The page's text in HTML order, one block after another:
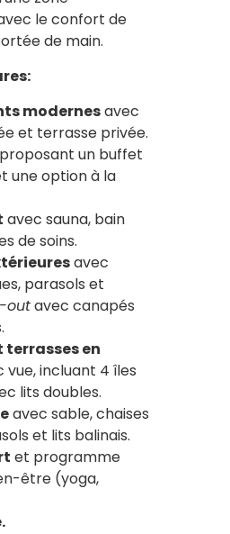
le confort de
de main.
modernesavec
et terrasse privée.
proposant un buffet
une option à la
avec sauna, bain
de soins.
avec
parasols et
outavec canapés
terrasses en
vue, incluant 4 îles
lits doubles.
avec sable, chaises
et lits balinais.
et programme
être (yoga,